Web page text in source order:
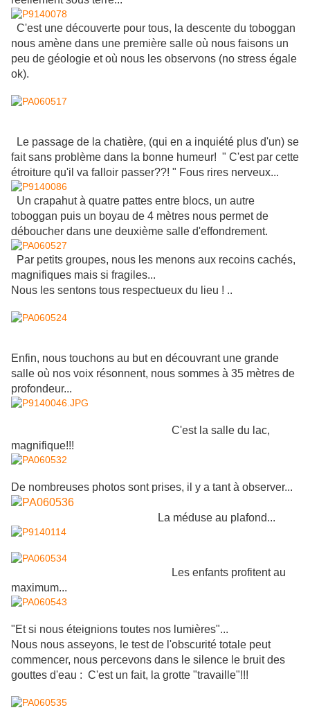
C'est une découverte pour tous, la descente du toboggan
nous amène dans une première salle où nous faisons un
peu de géologie et où nous les observons (no stress égale
ok).
Le passage de la chatière, (qui en a inquiété plus d'un) se
fait sans problème dans la bonne humeur! " C'est par cette
étroiture qu'il va falloir passer??! " Fous rires nerveux...
Un crapahut à quatre pattes entre blocs, un autre
toboggan puis un boyau de 4 mètres nous permet de
déboucher dans une deuxième salle d'effondrement.
Par petits groupes, nous les menons aux recoins cachés,
magnifiques mais si fragiles...
Nous les sentons tous respectueux du lieu ! ..
Enfin, nous touchons au but en découvrant une grande
salle où nos voix résonnent, nous sommes à 35 mètres de
profondeur...
C'est la salle du lac,
magnifique!!!
De nombreuses photos sont prises, il y a tant à observer...
La méduse au plafond...
Les enfants profitent au
maximum...
"Et si nous éteignions toutes nos lumières"...
Nous nous asseyons, le test de l'obscurité totale peut
commencer, nous percevons dans le silence le bruit des
gouttes d'eau : C'est un fait, la grotte "travaille"!!!